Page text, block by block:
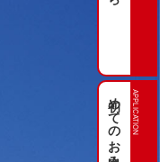
APPLICATION
初めてのお申込み